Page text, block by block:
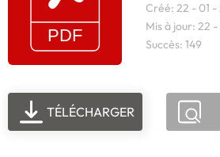
Créé: 22 - 01 -
Mis à jour: 22 -
Succès: 149
TÉLÉCHARGER